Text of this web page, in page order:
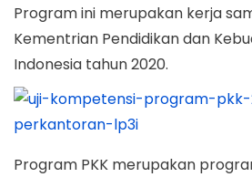
0
2
0
Program ini merupakan kerja
Kementrian Pendidikan dan
Indonesia tahun 2020.
Program PKK merupakan